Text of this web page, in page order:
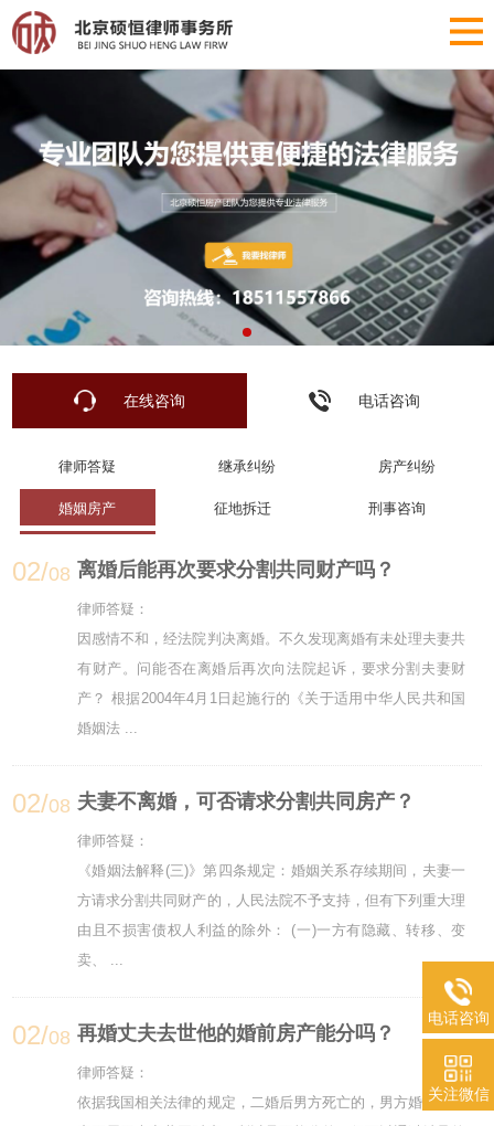
在线咨询 电话咨询
律师答疑 继承纠纷 房产纠纷
婚姻房产 征地拆迁 刑事咨询
02/08 离婚后能再次要求分割共同财产吗？
律师答疑：
因感情不和，经法院判决离婚。不久发现离婚有未处理夫妻共
有财产。问能否在离婚后再次向法院起诉，要求分割夫妻财
产？ 根据2004年4月1日起施行的《关于适用中华人民共和国
婚姻法 ...
02/08 夫妻不离婚，可否请求分割共同房产？
律师答疑：
《婚姻法解释(三)》第四条规定：婚姻关系存续期间，夫妻一
方请求分割共同财产的，人民法院不予支持，但有下列重大理
由且不损害债权人利益的除外： (一)一方有隐藏、转移、变
卖、 ...
02/08 再婚丈夫去世他的婚前房产能分吗？
律师答疑：
依据我国相关法律的规定，二婚后男方死亡的，男方婚前的财
电话咨询
关注微信